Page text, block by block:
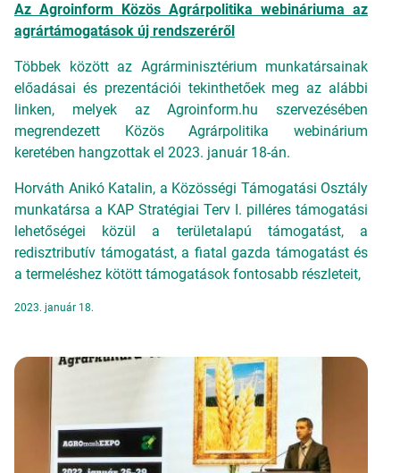
Az Agroinform Közös Agrárpolitika webináriuma az
agrártámogatások új rendszeréről
Többek között az Agrárminisztérium munkatársainak
előadásai és prezentációi tekinthetőek meg az alábbi
linken, melyek az Agroinform.hu szervezésében
megrendezett Közös Agrárpolitika webinárium
keretében hangzottak el 2023. január 18-án.
Horváth Anikó Katalin, a Közösségi Támogatási Osztály
munkatársa a KAP Stratégiai Terv I. pilléres támogatási
lehetőségei közül a területalapú támogatást, a
redisztributív támogatást, a fiatal gazda támogatást és
a termeléshez kötött támogatások fontosabb részleteit,
2023. január 18.